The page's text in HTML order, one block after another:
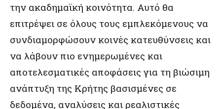
την ακαδημαϊκή κοινότητα. Αυτό θα
επιτρέψει σε όλους τους εμπλεκόμενους να
συνδιαμορφώσουν κοινές κατευθύνσεις και
να λάβουν πιο ενημερωμένες και
αποτελεσματικές αποφάσεις για τη βιώσιμη
ανάπτυξη της Κρήτης βασισμένες σε
δεδομένα, αναλύσεις και ρεαλιστικές